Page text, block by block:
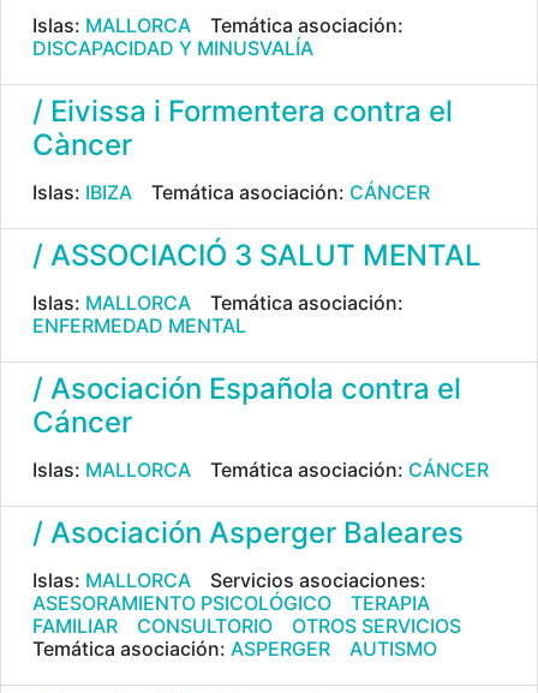
Islas: MALLORCA
Temática asociación:
DISCAPACIDAD Y MINUSVALÍA
/ Eivissa i Formentera contra el
Càncer
Islas: IBIZA Temática asociación: CÁNCER
/ ASSOCIACIÓ 3 SALUT MENTAL
Islas: MALLORCA
Temática asociación:
ENFERMEDAD MENTAL
/ Asociación Española contra el
Cáncer
Islas: MALLORCA Temática asociación: CÁNCER
/ Asociación Asperger Baleares
Islas: MALLORCA
Servicios asociaciones:
ASESORAMIENTO PSICOLÓGICO
TERAPIA
FAMILIAR
CONSULTORIO
OTROS SERVICIOS
Temática asociación: ASPERGER AUTISMO